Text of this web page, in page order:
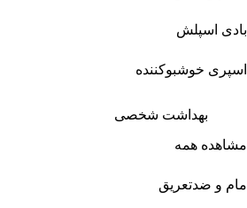
بادی اسپلش
اسپری خوشبوکننده
بهداشت شخصی
مشاهده همه
مام و ضدتعریق